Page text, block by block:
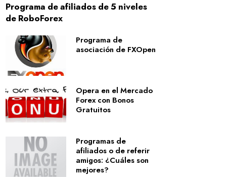
Programa de afiliados de 5 niveles
de RoboForex
Programa de
asociación de FXOpen
Opera en el Mercado
Forex con Bonos
Gratuitos
Programas de
afiliados o de referir
amigos: ¿Cuáles son
mejores?